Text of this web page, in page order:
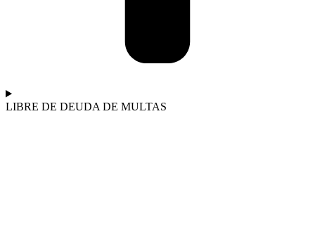
LIBRE DE DEUDA DE MULTAS